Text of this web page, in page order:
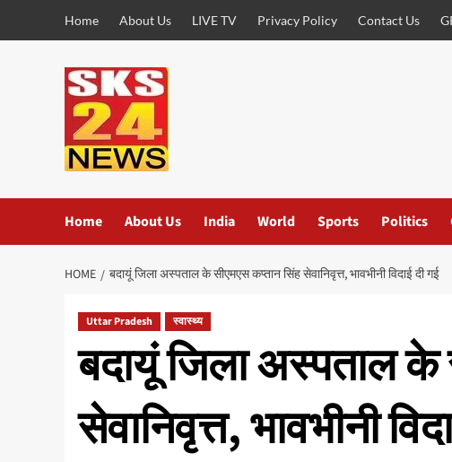
Home About Us LIVE TV Privacy Policy Contact Us
Home About Us India World Sports Politics
HOME बदायूं जिला अस्पताल के सीएमएस कप्तान सिंह सेवानिवृत्त, भावभीनी विदाई दी गई
Uttar Pradesh स्वास्थ्य
बदायूं जिला अस्पताल के
सेवानिवृत्त, भावभीनी